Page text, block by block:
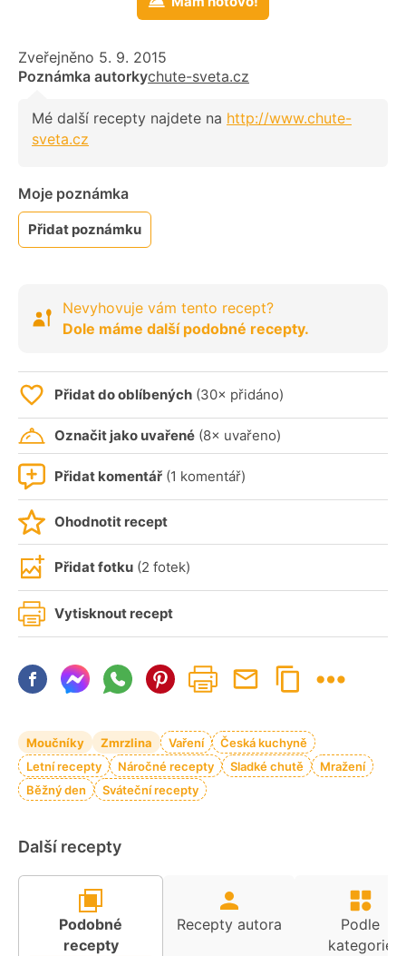
Zveřejněno 5. 9. 2015
Poznámka autorkychute-sveta.cz
Mé další recepty najdete na http://www.chute-
sveta.cz
Moje poznámka
Přidat poznámku
Nevyhovuje vám tento recept?
Dole máme další podobné recepty.
Přidat do oblíbených (30× přidáno)
Označit jako uvařené (8× uvařeno)
Přidat komentář (1 komentář)
Ohodnotit recept
Přidat fotku (2 fotek)
Vytisknout recept
Moučníky Zmrzlina Vaření
Česká kuchyně
Letní recepty
Náročné recepty Sladké chutě
Mražení
Běžný den
Sváteční recepty
Další recepty
Podobné
recepty
Recepty autora
Podle
kategorie